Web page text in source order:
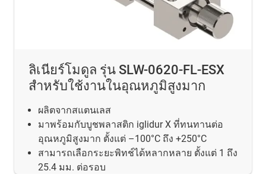
ลิเนียร์โมดูล รุ่น SLW-0620-FL-ESX
สำหรับใช้งานในอุณหภูมิสูงมาก
ผลิตจากสแตนเลส
มาพร้อมกับบูชพลาสติก iglidur X ที่ทนทานต่อ
อุณหภูมิสูงมาก ตั้งแต่ –100°C ถึง +250°C
สามารถเลือกระยะพิทช์ได้หลากหลาย ตั้งแต่ 1 ถึง
25.4 มม. ต่อรอบ